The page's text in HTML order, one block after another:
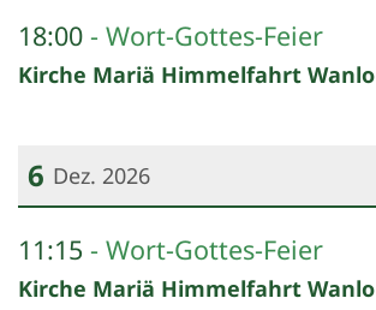
18:00 Wort-Gottes-Feier
Kirche Mariä Himmelfahrt Wanlo
6 Dez. 2026
11:15 Wort-Gottes-Feier
Kirche Mariä Himmelfahrt Wanlo